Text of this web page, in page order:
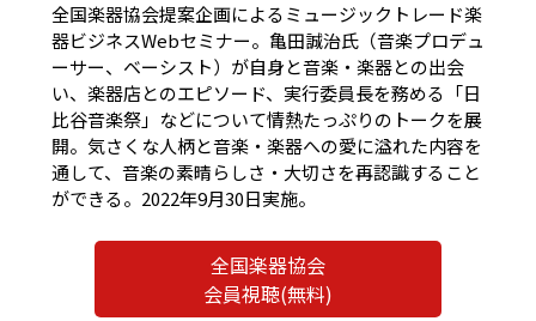
全国楽器協会提案企画によるミュージックトレード楽
器ビジネスWebセミナー。亀田誠治氏（音楽プロデュ
ーサー、ベーシスト）が自身と音楽・楽器との出会
い、楽器店とのエピソード、実行委員長を務める「日
比谷音楽祭」などについて情熱たっぷりのトークを展
開。気さくな人柄と音楽・楽器への愛に溢れた内容を
通して、音楽の素晴らしさ・大切さを再認識すること
ができる。2022年9月30日実施。
全国楽器協会
会員視聴(無料)